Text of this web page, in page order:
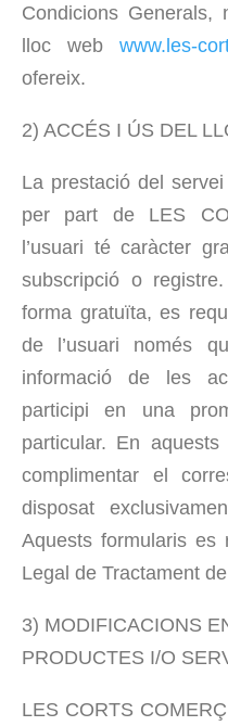
Condicions
lloc web www.les-
ofereix.
2) ACCÉS I ÚS DEL
La prestació del
per part de LES
l’usuari té caràcter
subscripció o
forma gratuïta, es
de l’usuari només
informació de les
participi en una
particular. En
complimentar el
disposat
Aquests formularis es
Legal de Tractament
3) MODIFICACIONS
PRODUCTES I/O
LES CORTS